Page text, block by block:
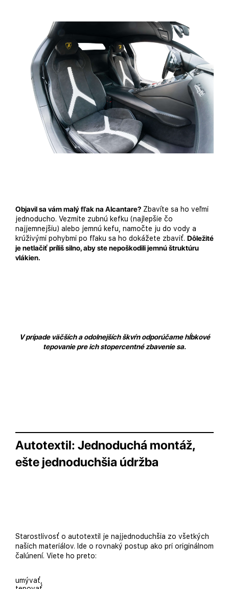
Objavil sa vám malý fľak na Alcantare? Zbavíte sa ho veľmi
jednoducho. Vezmite zubnú kefku (najlepšie čo
najjemnejšiu) alebo jemnú kefu, namočte ju do vody a
krúživými pohybmi po fľaku sa ho dokážete zbaviť. Dôležité
je netlačiť príliš silno, aby ste nepoškodili jemnú štruktúru
vlákien.
V prípade väčších a odolnejších škvŕn odporúčame hĺbkové
tepovanie pre ich stopercentné zbavenie sa.
Autotextil: Jednoduchá montáž,
ešte jednoduchšia údržba
Starostlivosť o autotextil je najjednoduchšia zo všetkých
našich materiálov. Ide o rovnaký postup ako pri originálnom
čalúnení. Viete ho preto:
umývať,